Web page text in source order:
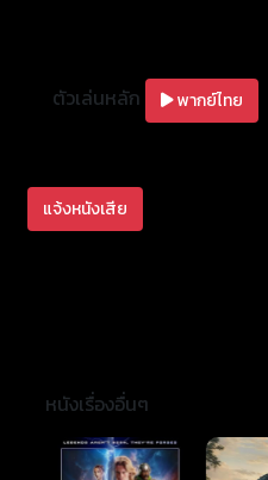
ตัวเล่นหลัก พากย์ไทย
แจ้งหนังเสีย
หนังเรื่องอื่นๆ